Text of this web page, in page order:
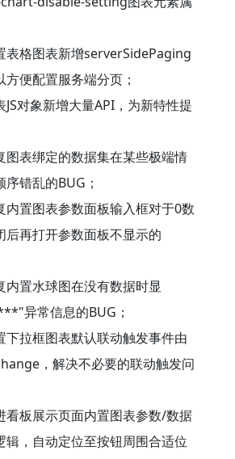
表格图表新增serverSidePaging
方便配置服务端分页；
JS对象新增大量API，为新特性提
图表绑定的数据集在某些极端情
序错乱的BUG；
内置图表参数面板输入框对于0数
后再打开参数面板不显示的
内置水球图在没有数据时显
异常信息的BUG；
下拉框图表默认联动触发事件由
，解决不必要的联动触发问
看板展示页面内置图表参数/数据
辑，自动定位至按钮周围合适位